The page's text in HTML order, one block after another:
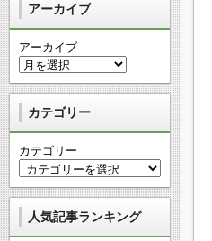
アーカイブ
アーカイブ
カテゴリー
カテゴリー
人気記事ランキング